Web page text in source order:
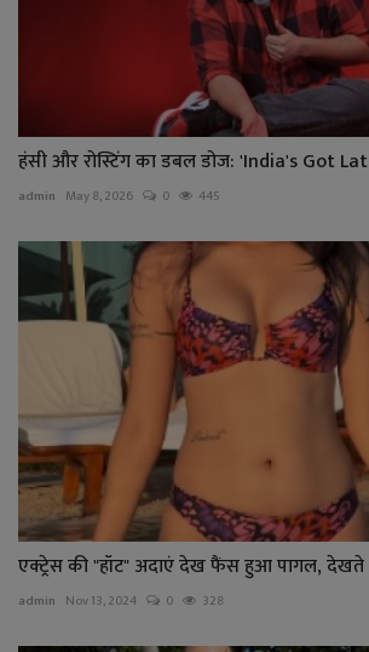
हंसी और रोस्टिंग का डबल डोज: 'India's Got
admin May 8, 2026 0 445
एक्ट्रेस की "हॉट" अदाएं देख फैंस हुआ पागल, देखते
admin Nov 13, 2024 0 328